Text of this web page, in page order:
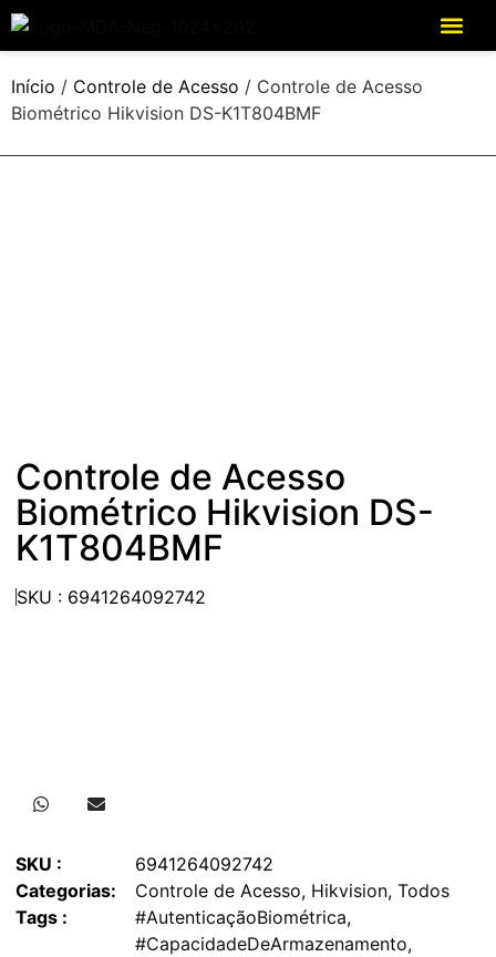
Início / Controle de Acesso / Controle de Acesso
Biométrico Hikvision DS-K1T804BMF
Controle de Acesso
Biométrico Hikvision DS-
K1T804BMF
SKU : 6941264092742
SKU :
6941264092742
Categorias:
Controle de Acesso, Hikvision, Todos
Tags :
#AutenticaçãoBiométrica,
#CapacidadeDeArmazenamento,